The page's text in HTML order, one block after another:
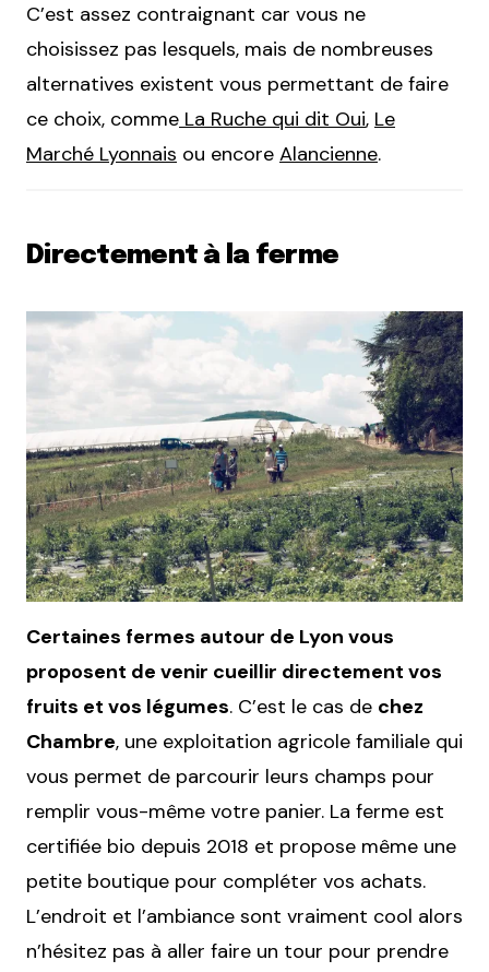
C’est assez contraignant car vous ne
choisissez pas lesquels, mais de nombreuses
alternatives existent vous permettant de faire
ce choix, comme La Ruche qui dit Oui, Le
Marché Lyonnais ou encore Alancienne.
Directement à la ferme
Certaines fermes autour de Lyon vous
proposent de venir cueillir directement vos
fruits et vos légumes. C’est le cas de chez
Chambre, une exploitation agricole familiale qui
vous permet de parcourir leurs champs pour
remplir vous-même votre panier. La ferme est
certifiée bio depuis 2018 et propose même une
petite boutique pour compléter vos achats.
L’endroit et l’ambiance sont vraiment cool alors
n’hésitez pas à aller faire un tour pour prendre